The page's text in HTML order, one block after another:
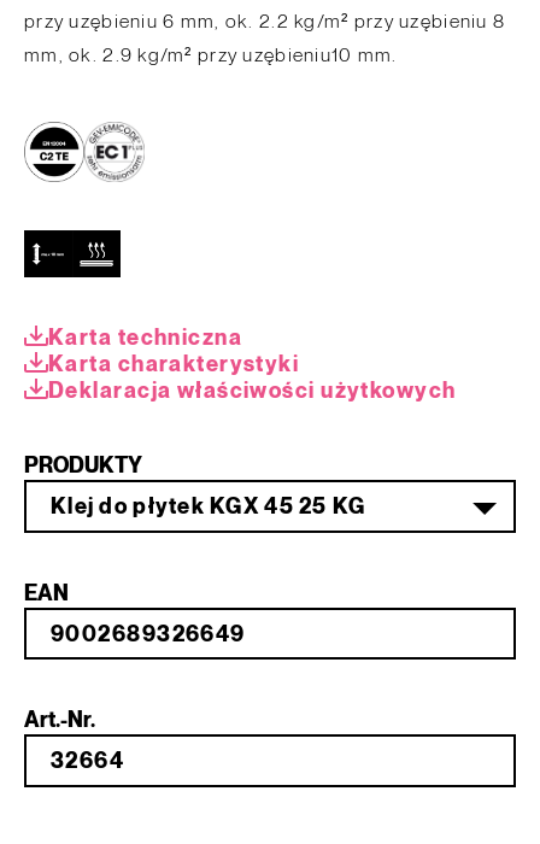
przy uzębieniu 6 mm, ok. 2.2 kg/m² przy uzębieniu 8
mm, ok. 2.9 kg/m² przy uzębieniu10 mm.
Karta techniczna
Karta charakterystyki
Deklaracja właściwości użytkowych
PRODUKTY
Klej do płytek KGX 45 25 KG
EAN
Art.-Nr.